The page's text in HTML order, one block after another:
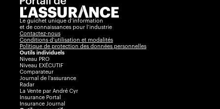
Le guichet unique d’information
et de connaissances pour l’industrie
Contactez-nous
Conditions d’utilisation et modalités
Politique de protection des données personnelles
Outils individuels
Niveau PRO
Niveau EXÉCUTIF
Comparateur
Journal de l’assurance
Radar
La Vente par André Cyr
Insurance Portal
Insurance Journal